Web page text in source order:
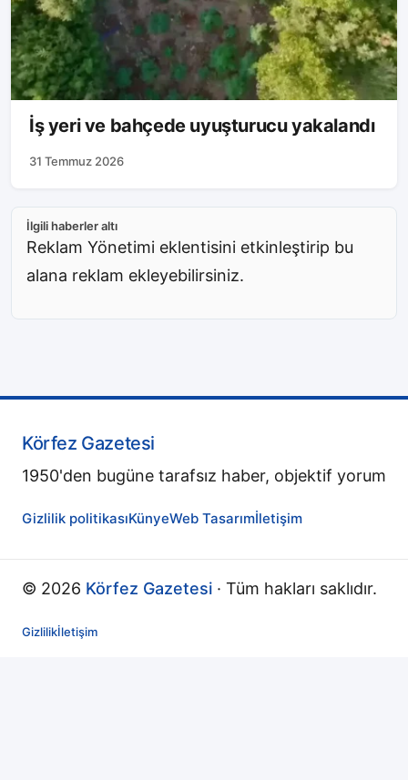
İş yeri ve bahçede uyuşturucu yakalandı
31 Temmuz 2026
İlgili haberler altı
Reklam Yönetimi eklentisini etkinleştirip bu
alana reklam ekleyebilirsiniz.
Körfez Gazetesi
1950'den bugüne tarafsız haber, objektif yorum
Gizlilik politikasıKünyeWeb Tasarımİletişim
© 2026 Körfez Gazetesi · Tüm hakları saklıdır.
Gizlilikİletişim